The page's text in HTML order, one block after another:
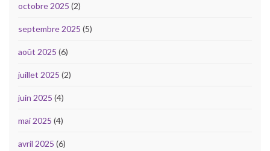
octobre 2025 (2)
septembre 2025 (5)
août 2025 (6)
juillet 2025 (2)
juin 2025 (4)
mai 2025 (4)
avril 2025 (6)